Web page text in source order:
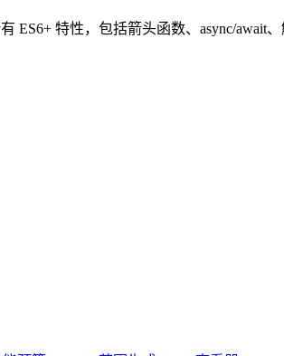
ES6+ 特性，包括箭头函数、async/await